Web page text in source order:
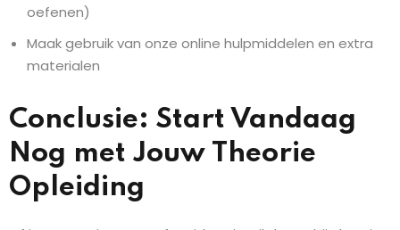
oefenen)
Maak gebruik van onze online hulpmiddelen en extra
materialen
Conclusie: Start Vandaag
Nog met Jouw Theorie
Opleiding